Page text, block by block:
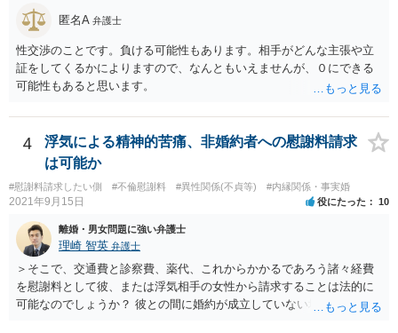
匿名A 弁護士
性交渉のことです。負ける可能性もあります。相手がどんな主張や立
証をしてくるかによりますので、なんともいえませんが、０にできる
可能性もあると思います。
4
浮気による精神的苦痛、非婚約者への慰謝料請求
は可能か
#慰謝料請求したい側 #不倫慰謝料 #異性関係(不貞等) #内縁関係・事実婚
2021年9月15日 役にたった 10
離婚・男女問題に強い弁護士
理崎 智英 弁護士
＞そこで、交通費と診察費、薬代、これからかかるであろう諸々経費
を慰謝料として彼、または浮気相手の女性から請求することは法的に
可能なのでしょうか？ 彼との間に婚約が成立していない場合には，彼